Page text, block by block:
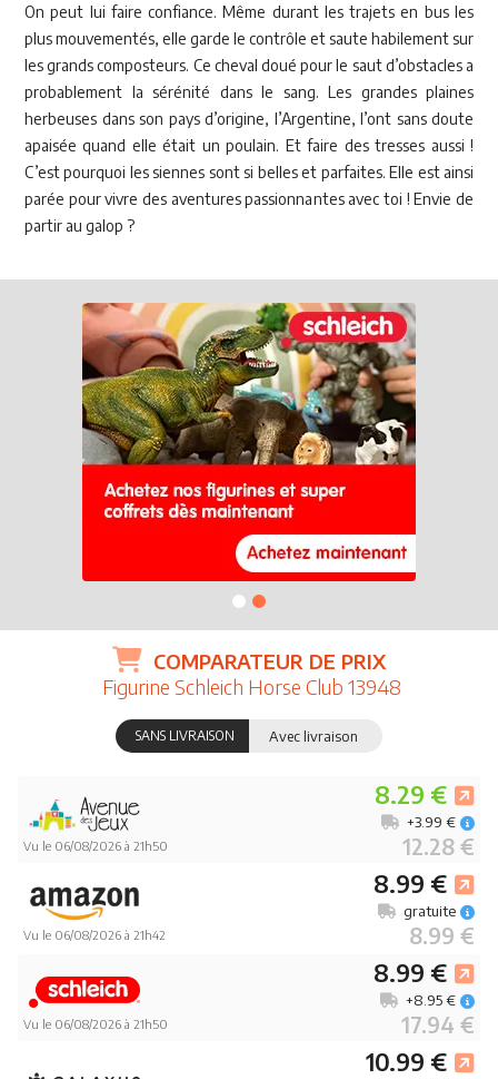
On peut lui faire confiance. Même durant les trajets en bus les
plus mouvementés, elle garde le contrôle et saute habilement sur
les grands composteurs. Ce cheval doué pour le saut d’obstacles a
probablement la sérénité dans le sang. Les grandes plaines
herbeuses dans son pays d’origine, l’Argentine, l’ont sans doute
apaisée quand elle était un poulain. Et faire des tresses aussi !
C’est pourquoi les siennes sont si belles et parfaites. Elle est ainsi
parée pour vivre des aventures passionnantes avec toi ! Envie de
partir au galop ?
COMPARATEUR DE PRIX
Figurine Schleich Horse Club 13948
SANS LIVRAISON Avec livraison
Vu le 06/08/2026 à 21h50
8.29 €
12.28 €
+3.99 €
Vu le 06/08/2026 à 21h42
8.99 €
8.99 €
gratuite
Vu le 06/08/2026 à 21h50
8.99 €
17.94 €
+8.95 €
10.99 €